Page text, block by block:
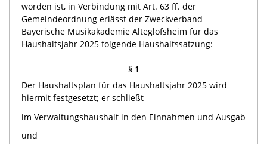
worden ist, in Verbindung mit Art. 63 ff. der
Gemeindeordnung erlässt der Zweckverband
Bayerische Musikakademie Alteglofsheim für das
Haushaltsjahr 2025 folgende Haushaltssatzung:
§ 1
Der Haushaltsplan für das Haushaltsjahr 2025 wird
hiermit festgesetzt; er schließt
im Verwaltungshaushalt in den Einnahmen und Ausgaben
und